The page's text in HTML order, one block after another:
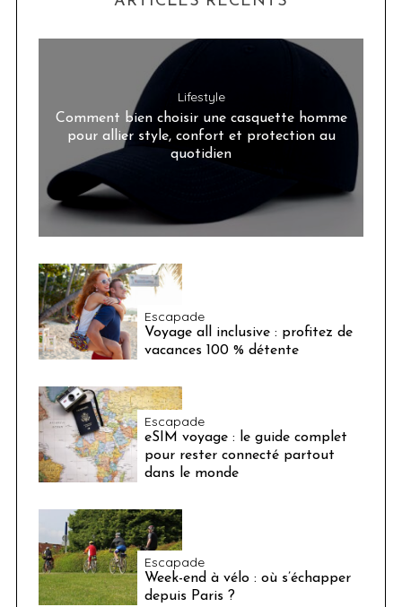
Lifestyle
Comment bien choisir une casquette homme
pour allier style, confort et protection au
quotidien
Escapade
Voyage all inclusive : profitez de
vacances 100 % détente
Escapade
eSIM voyage : le guide complet
pour rester connecté partout
dans le monde
Escapade
Week-end à vélo : où s’échapper
depuis Paris ?